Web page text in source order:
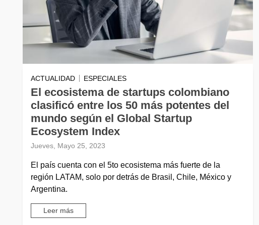
ACTUALIDAD ESPECIALES
El ecosistema de startups colombiano
clasificó entre los 50 más potentes del
mundo según el Global Startup
Ecosystem Index
Jueves, Mayo 25, 2023
El país cuenta con el 5to ecosistema más fuerte de la
región LATAM, solo por detrás de Brasil, Chile, México y
Argentina.
Leer más